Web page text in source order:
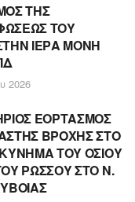
ΤΗΣ
ΤΟΥ
ΙΕΡΑ ΜΟΝΗ
2026
ΕΟΡΤΑΣΜΟΣ
ΒΡΟΧΗΣ ΣΤΟ
ΤΟΥ ΟΣΙΟΥ
ΡΩΣΣΟΥ ΣΤΟ Ν.